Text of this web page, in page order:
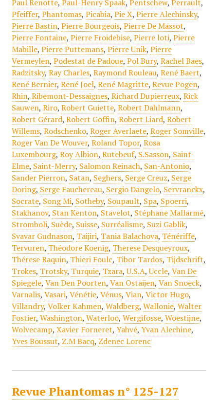
Paul Renotte, Paul-Henry Spaak, Pentschew, Perrault,
Pfeiffer, Phantomas, Picabia, Pie X, Pierre Alechinsky,
Pierre Bastin, Pierre Bourgeois, Pierre De Massot,
Pierre Fontaine, Pierre Froidebise, Pierre loti, Pierre
Mabille, Pierre Puttemans, Pierre Unik, Pierre
Vermeylen, Podestat de Padoue, Pol Bury, Rachel Baes,
Radzitsky, Ray Charles, Raymond Rouleau, René Baert,
René Bernier, René Joel, René Magritte, Revue Pogen,
Rhin, Ribemont-Dessaignes, Richard Dupierreux, Rick
Sauwen, Riro, Robert Guiette, Robert Dahlmann,
Robert Gérard, Robert Goffin, Robert Liard, Robert
Willems, Rodschenko, Roger Averlaete, Roger Somville,
Roger Van De Wouver, Roland Topor, Rosa
Luxembourg, Roy Albion, Rutebeuf, S.Sasson, Saint-
Elme, Saint-Merry, Salomon Reinach, San-Antonio,
Sander Pierron, Satan, Seghers, Serge Creuz, Serge
Doring, Serge Fauchereau, Sergio Dangelo, Servranckx,
Socrate, Song Mi, Sotheby, Soupault, Spa, Spoerri,
Stakhanov, Stan Kenton, Stavelot, Stéphane Mallarmé,
Stromboli, Suède, Suisse, Surréalisme, Suzi Gablik,
Svavar Gudnason, Taijiri, Tania Balachova, Ténériffe,
Tervuren, Théodore Koenig, Therese Desqueyroux,
Thérese Raquin, Thieri Foulc, Tibor Tardos, Tijdschrift,
Trokes, Trotsky, Turquie, Tzara,U.S.A,Uccle, Van De
Spiegele, Van Den Poorten, Van Ostaijen, Van Snoeck,
Varnalis, Vasari, Vénétie, Vénus, Vian, Victor Hugo,
Villandry, Volker Kahmen, Waldberg, Wallonie, Walter
Fostier, Washington, Waterloo, Wergifosse, Woestijne,
Wolvecamp, Xavier Forneret, Yahvé, Yvan Alechine,
Yves Boussut, Z.M Bacq, Zdenec Lorenc
Revue Phantomas n° 125-127